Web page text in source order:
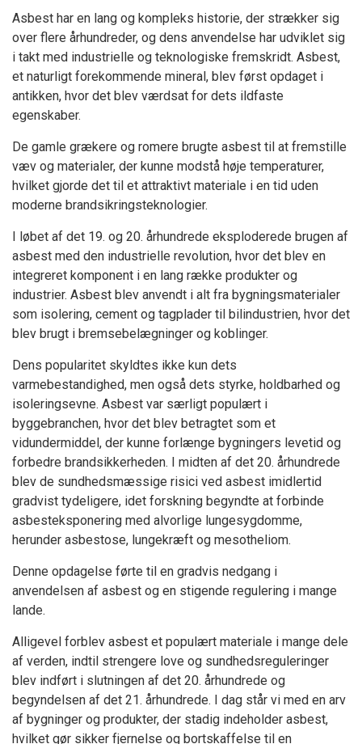
Asbest har en lang og kompleks historie, der strækker sig
over flere århundreder, og dens anvendelse har udviklet sig
i takt med industrielle og teknologiske fremskridt. Asbest,
et naturligt forekommende mineral, blev først opdaget i
antikken, hvor det blev værdsat for dets ildfaste
egenskaber.
De gamle grækere og romere brugte asbest til at fremstille
væv og materialer, der kunne modstå høje temperaturer,
hvilket gjorde det til et attraktivt materiale i en tid uden
moderne brandsikringsteknologier.
I løbet af det 19. og 20. århundrede eksploderede brugen af
asbest med den industrielle revolution, hvor det blev en
integreret komponent i en lang række produkter og
industrier. Asbest blev anvendt i alt fra bygningsmaterialer
som isolering, cement og tagplader til bilindustrien, hvor det
blev brugt i bremsebelægninger og koblinger.
Dens popularitet skyldtes ikke kun dets
varmebestandighed, men også dets styrke, holdbarhed og
isoleringsevne. Asbest var særligt populært i
byggebranchen, hvor det blev betragtet som et
vidundermiddel, der kunne forlænge bygningers levetid og
forbedre brandsikkerheden. I midten af det 20. århundrede
blev de sundhedsmæssige risici ved asbest imidlertid
gradvist tydeligere, idet forskning begyndte at forbinde
asbesteksponering med alvorlige lungesygdomme,
herunder asbestose, lungekræft og mesotheliom.
Denne opdagelse førte til en gradvis nedgang i
anvendelsen af asbest og en stigende regulering i mange
lande.
Alligevel forblev asbest et populært materiale i mange dele
af verden, indtil strengere love og sundhedsreguleringer
blev indført i slutningen af det 20. århundrede og
begyndelsen af det 21. århundrede. I dag står vi med en arv
af bygninger og produkter, der stadig indeholder asbest,
hvilket gør sikker fjernelse og bortskaffelse til en